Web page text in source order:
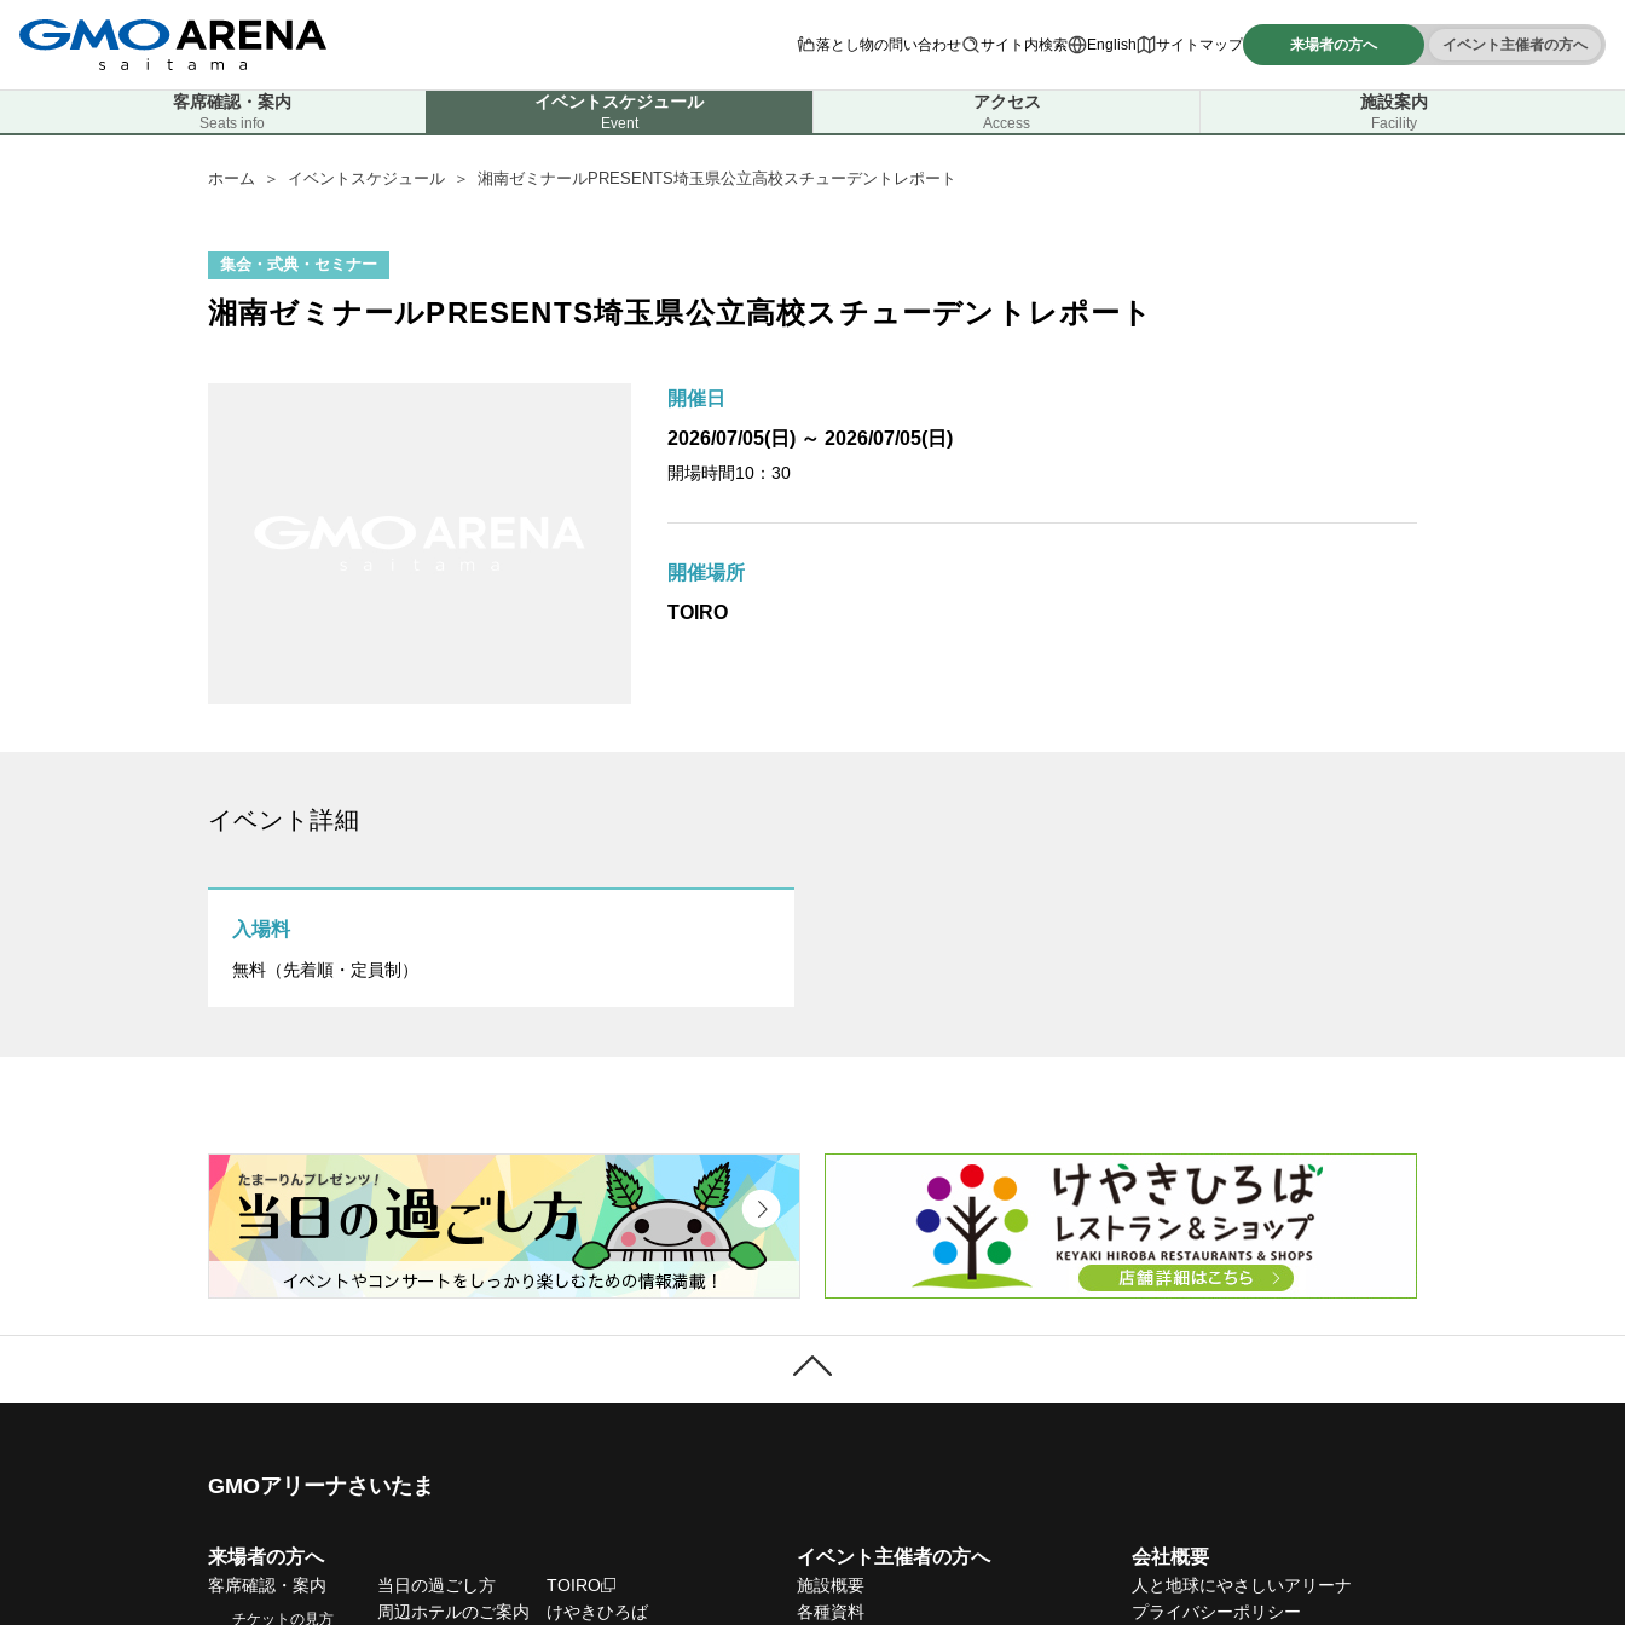
落とし物の問い合わせ サイト内検索 English サイトマップ 来場者の方へ イベント主催者の方へ
客席確認・案内
Seats info
イベントスケジュール
Event
アクセス
Access
施設案内
Facility
ホーム ＞ イベントスケジュール ＞ 湘南ゼミナールPRESENTS埼玉県公立高校スチューデントレポート
集会・式典・セミナー
湘南ゼミナールPRESENTS埼玉県公立高校スチューデントレポート
開催日
2026/07/05(日) ～ 2026/07/05(日)
開場時間10：30
開催場所
TOIRO
イベント詳細
入場料
無料（先着順・定員制）
GMOアリーナさいたま
来場者の方へ
客席確認・案内
チケットの見方
当日の過ごし方
周辺ホテルのご案内
TOIRO
けやきひろば
イベント主催者の方へ
施設概要
各種資料
会社概要
人と地球にやさしいアリーナ
プライバシーポリシー